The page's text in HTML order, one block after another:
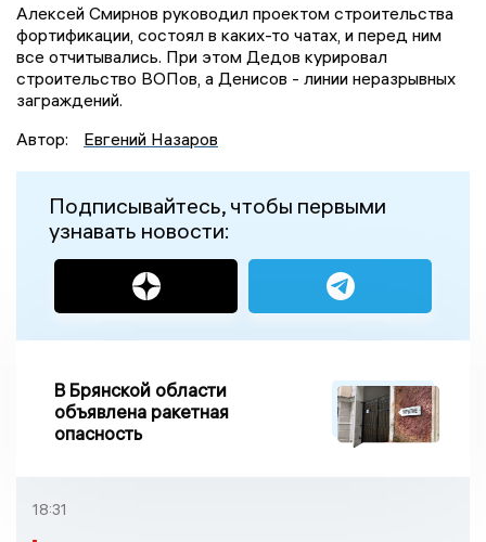
Алексей Смирнов руководил проектом строительства
фортификации, состоял в каких-то чатах, и перед ним
все отчитывались. При этом Дедов курировал
строительство ВОПов, а Денисов - линии неразрывных
заграждений.
Автор:
Евгений Назаров
Подписывайтесь, чтобы первыми
узнавать новости:
В Брянской области
объявлена ракетная
опасность
18:31